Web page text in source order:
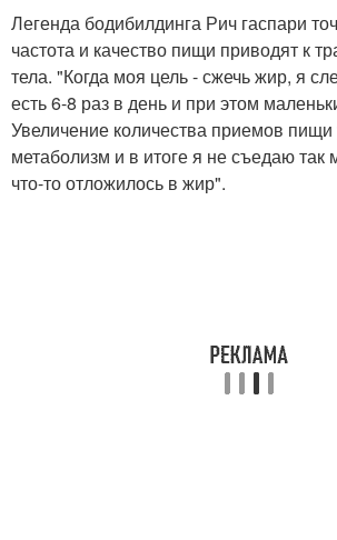
Легенда бодибилдинга Рич гаспари
частота и качество пищи приводят к
тела. "Когда моя цель - сжечь жир, я
есть 6-8 раз в день и при этом
Увеличение количества приемов пищи
метаболизм и в итоге я не съедаю так
что-то отложилось в жир".